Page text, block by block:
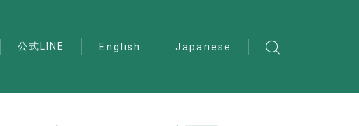
公式LINE English Japanese